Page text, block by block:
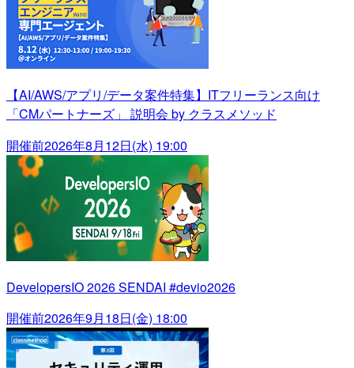
【AI/AWS/アプリ/データ案件特集】ITフリーランス向け
「CMパートナーズ」 説明会 by クラスメソッド
開催前2026年8月12日(水) 19:00
DevelopersIO 2026 SENDAI #devio2026
開催前2026年9月18日(金) 18:00